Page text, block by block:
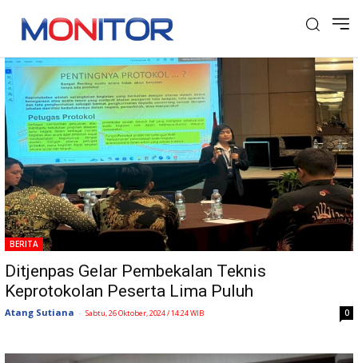
Tag: Protokol
BERITA
Ditjenpas Gelar Pembekalan Teknis
Keprotokolan Peserta Lima Puluh
Atang Sutiana - Sabtu, 26 Oktober, 2024 / 14:24 WIB 0